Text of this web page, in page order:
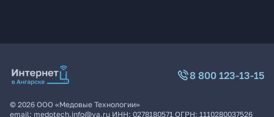
8 800 123-13-15
© 2026 ООО «Медовые Технологии»
email: medotech.info@ya.ru ИНН: 0278180571 ОГРН: 1110280037526